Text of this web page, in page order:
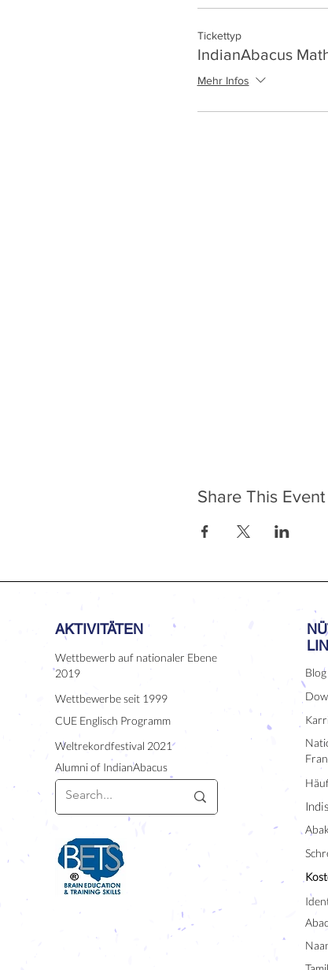
Tickettyp
IndianAbacus
Mehr Infos
Share This Event
AKTIVITÄTEN
Wettbewerb auf nationaler Ebene
2019
Wettbewerbe seit 1999
CUE Englisch Programm
Weltrekordfestival 2021
Alumni of IndianAbacus
Blog